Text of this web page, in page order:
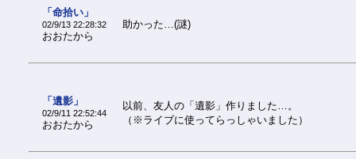
「命拾い」
02/9/13 22:28:32
おおたから
助かった…(謎)
「遺影」
02/9/11 22:52:44
おおたから
以前、友人の「遺影」作りました…。
（※ライブに使ってらっしゃいました）